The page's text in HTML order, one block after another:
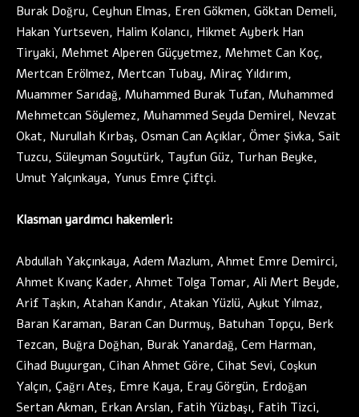
Burak Doğru, Ceyhun Elmas, Eren Gökmen, Göktan Demeli,
Hakan Yurtseven, Halim Kolancı, Hikmet Ayberk Han
Tiryaki, Mehmet Alperen Güçyetmez, Mehmet Can Koç,
Mertcan Erölmez, Mertcan Tubay, Miraç Yıldırım,
Muammer Sarıdağ, Muhammed Burak Tufan, Muhammed
Mehmetcan Söylemez, Muhammed Seyda Demirel, Nevzat
Okat, Nurullah Kırbaş, Osman Can Açıklar, Ömer Şivka, Sait
Tuzcu, Süleyman Soyutürk, Tayfun Güz, Turhan Beyke,
Umut Yalçınkaya, Yunus Emre Çiftçi.
Klasman yardımcı hakemleri:
Abdullah Yakçınkaya, Adem Mazlum, Ahmet Emre Demirci,
Ahmet Kıvanç Kader, Ahmet Tolga Tomar, Ali Mert Beyde,
Arif Taşkın, Atahan Kandır, Atakan Yüzlü, Aykut Yılmaz,
Baran Karaman, Baran Can Durmuş, Batuhan Topçu, Berk
Tezcan, Buğra Doğhan, Burak Yanardağ, Cem Harman,
Cihad Buyurgan, Cihan Ahmet Göre, Cihat Sevi, Coşkun
Yalçın, Çağrı Ateş, Emre Kaya, Eray Görgün, Erdoğan
Sertan Akman, Erkan Arslan, Fatih Yüzbaşı, Fatih Tizci,